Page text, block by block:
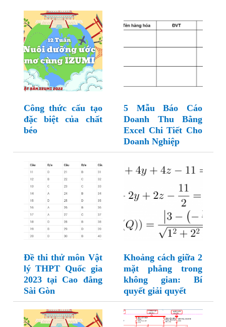
Công thức cấu tạo
đặc biệt của chất
béo
5 Mẫu Báo Cáo
Doanh Thu Bằng
Excel Chi Tiết Cho
Doanh Nghiệp
Đề thi thử môn Vật
lý THPT Quốc gia
2023 tại Cao đẳng
Sài Gòn
Khoảng cách giữa 2
mặt phẳng trong
không gian: Bí
quyết giải quyết